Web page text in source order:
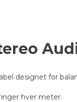
designet for
hver meter.